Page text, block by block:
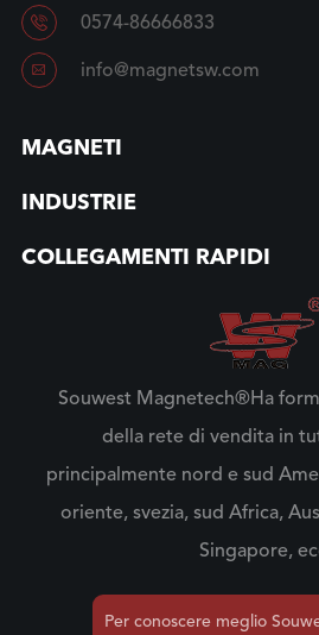
 0574-86666833
 info@magnetsw.com
MAGNETI
INDUSTRIE
COLLEGAMENTI RAPIDI
Souwest Magnetech®Ha
della rete di vendita in
principalmente nord e sud
oriente, svezia, sud Africa,
Singapore,
Per conoscere meglio